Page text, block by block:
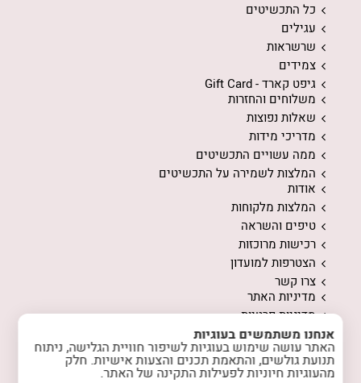
כל התכשיטים
עגילים
שרשראות
צמידים
גיפט קארד - Gift Card
משלוחים והחזרות
שאלות נפוצות
מדריכי מידות
ממה עשויים התכשיטים
המלצות לשמירה על התכשיטים
אודות
המלצות מלקוחות
טיפים והשראה
רכישות מרוכזות
הצטרפות למועדון
צרו קשר
מדיניות האתר
מדיניות פרטיות
אנחנו משתמשים בעוגיות
האתר עושה שימוש בעוגיות לשיפור חוויית הגלישה, ניתוח
תנועת גולשים, והתאמת תכנים והצעות אישיות. חלק
מהעוגיות חיוניות לפעילות התקינה של האתר.